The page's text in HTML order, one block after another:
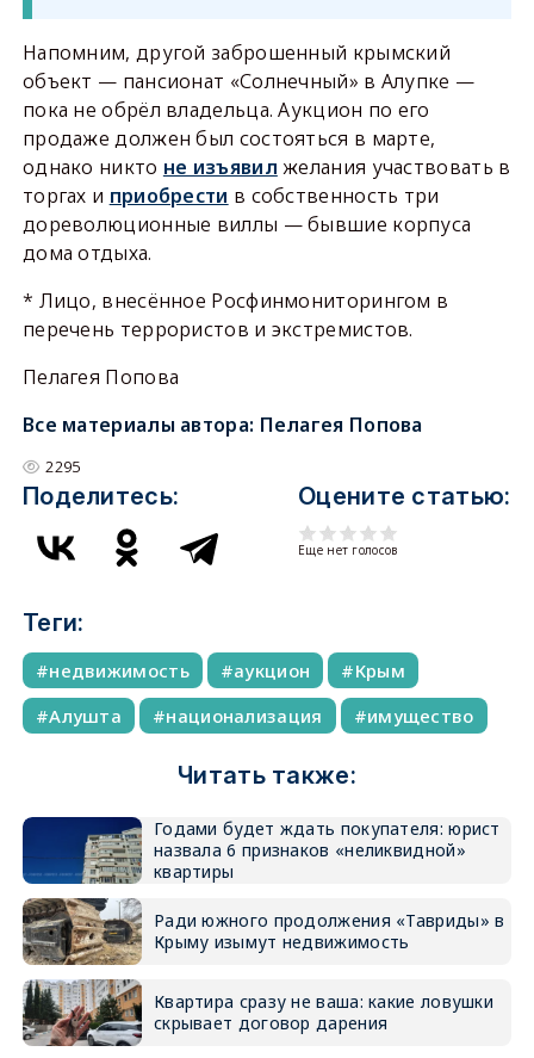
Напомним, другой заброшенный крымский
объект — пансионат «Солнечный» в Алупке —
пока не обрёл владельца. Аукцион по его
продаже должен был состояться в марте,
однако никто не изъявил желания участвовать в
торгах и приобрести в собственность три
дореволюционные виллы — бывшие корпуса
дома отдыха.
* Лицо, внесённое Росфинмониторингом в
перечень террористов и экстремистов.
Пелагея Попова
Все материалы автора: Пелагея Попова
2295
Поделитесь: Оцените статью:
Еще нет голосов
Теги:
недвижимость аукцион
Крым
Алушта
национализация имущество
Читать также:
Годами будет ждать покупателя: юрист
назвала 6 признаков «неликвидной»
квартиры
Ради южного продолжения «Тавриды» в
Крыму изымут недвижимость
Квартира сразу не ваша: какие ловушки
скрывает договор дарения